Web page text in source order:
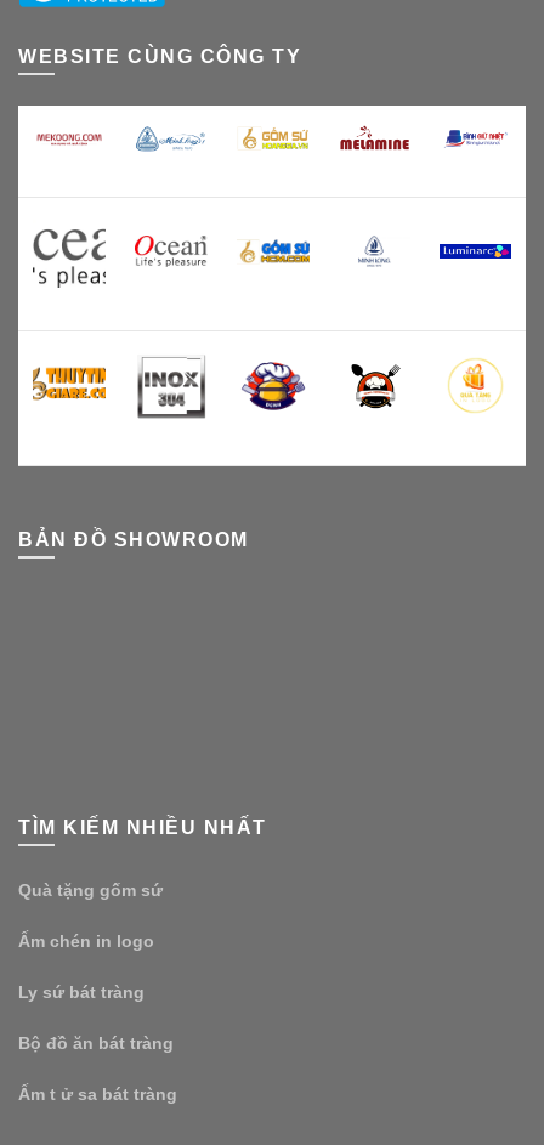
WEBSITE CÙNG CÔNG TY
BẢN ĐỒ SHOWROOM
TÌM KIẾM NHIỀU NHẤT
Quà tặng gốm sứ
Ấm chén in logo
Ly sứ bát tràng
Bộ đồ ăn bát tràng
Ấm t ử sa bát tràng